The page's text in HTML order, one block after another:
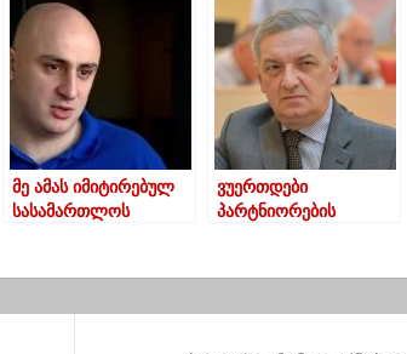
თქვით ქვეყნის
დემოკრატული
განვითარების
შეფერხებაზე
მე ამას იმიტირებულ
სასამართლოს
მელიას პროცესი
ვუერთდები
პარტნიორების
ათასგზის